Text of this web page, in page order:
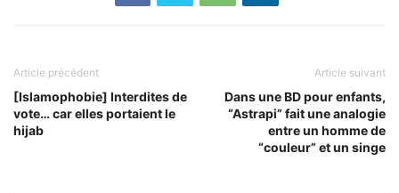
Article précédent
[Islamophobie] Interdites de
vote… car elles portaient le
hijab
Article suivant
Dans une BD pour enfants,
“Astrapi” fait une analogie
entre un homme de
“couleur” et un singe